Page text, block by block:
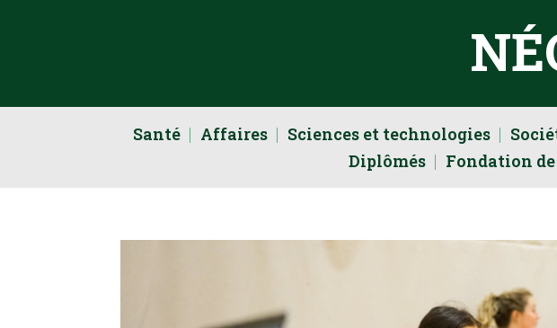
Santé Affaires Sciences et technologies
Diplômés
Fondation de